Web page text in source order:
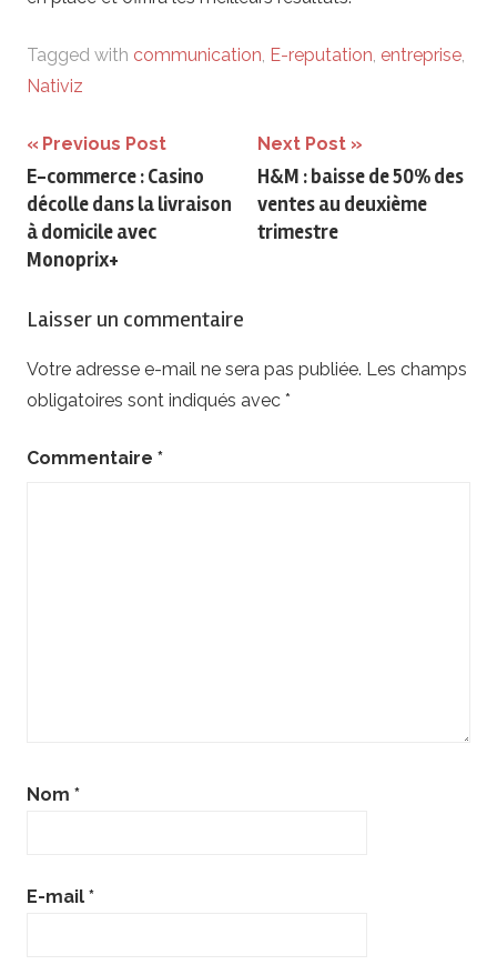
Tagged with communication, E-reputation, entreprise,
Nativiz
Navigation
de
l’article
Previous Post
E-commerce : Casino
décolle dans la livraison
à domicile avec
Monoprix+
Next Post
H&M : baisse de 50% des
ventes au deuxième
trimestre
Laisser un commentaire
Votre adresse e-mail ne sera pas publiée. Les champs
obligatoires sont indiqués avec *
Commentaire *
Nom *
E-mail *